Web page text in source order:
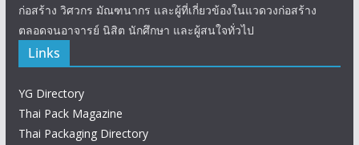
ก่อสร้าง วิศวกร มัณฑนากร และผู้ที่เกี่ยวข้องในแวดวงก่อสร้าง
ตลอดจนอาจารย์ นิสิต นักศึกษา และผู้สนใจทั่วไป
Links
YG Directory
Thai Pack Magazine
Thai Packaging Directory